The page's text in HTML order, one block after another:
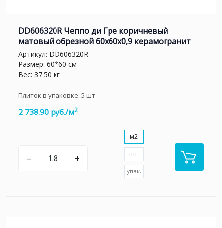
DD606320R Чеппо ди Гре коричневый
матовый обрезной 60x60x0,9 керамогранит
Артикул: DD606320R
Размер: 60*60 см
Вес: 37.50 кг
Плиток в упаковке: 5 шт
2 738.90 руб./м2
– +
м2
шт.
упак.